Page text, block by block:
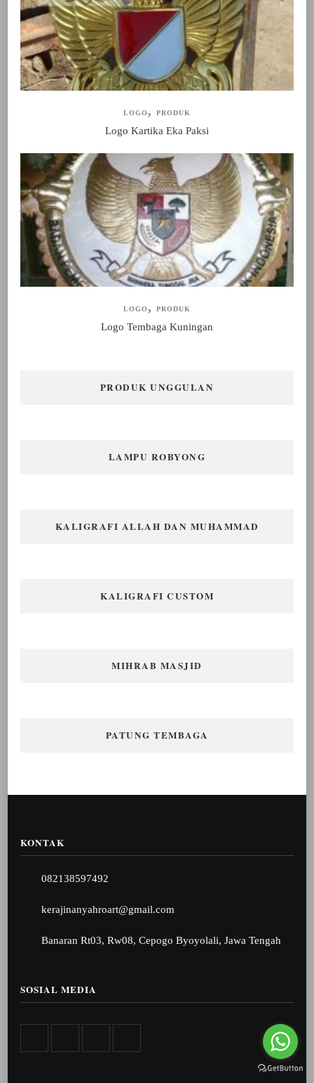
LOGO PRODUK
Logo Kartika Eka Paksi
LOGO PRODUK
Logo Tembaga Kuningan
PRODUK UNGGULAN
LAMPU ROBYONG
KALIGRAFI ALLAH DAN MUHAMMAD
KALIGRAFI CUSTOM
MIHRAB MASJID
PATUNG TEMBAGA
KONTAK
082138597492
kerajinanyahroart@gmail.com
Banaran Rt03, Rw08, Cepogo Byoyolali, Jawa Tengah
SOSIAL MEDIA